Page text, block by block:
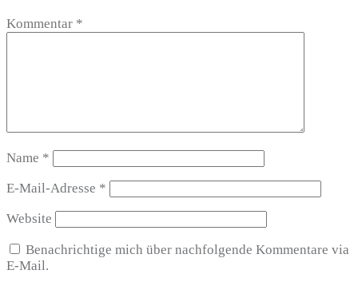
Kommentar *
Name *
E-Mail-Adresse *
Website
Benachrichtige mich über nachfolgende Kommentare via
E-Mail.